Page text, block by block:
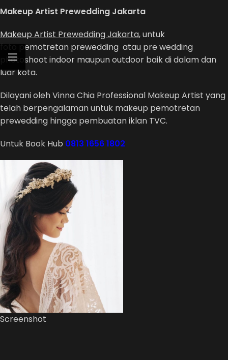
Makeup Artist Prewedding Jakarta
Makeup Artist Prewedding Jakarta, untuk
foto pemotretan prewedding atau pre wedding
photoshoot indoor maupun outdoor baik di dalam dan
luar kota.
Dilayani oleh Vinna Chia Professional Makeup Artist yang
telah berpengalaman untuk makeup pemotretan
prewedding hingga pembuatan iklan TVC.
Untuk Book Hub 0813 1656 1802
Screenshot